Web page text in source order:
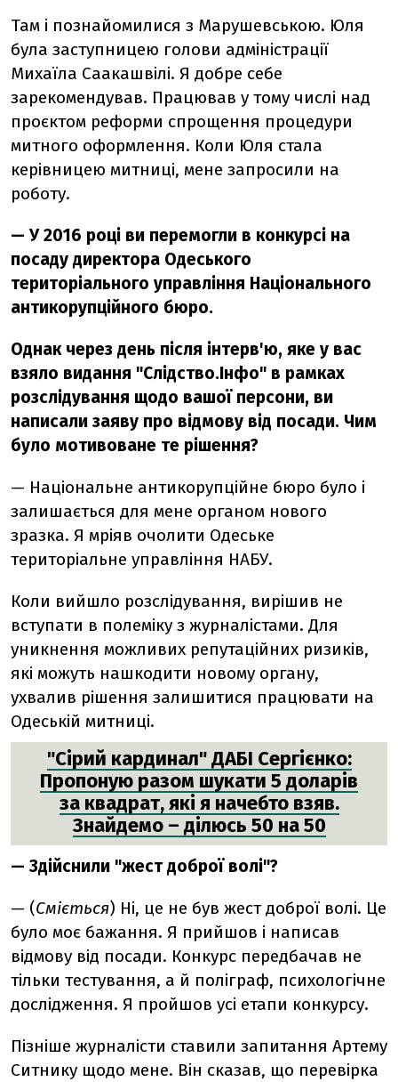
Там і познайомилися з Марушевською. Юля
була заступницею голови адміністрації
Михаїла Саакашвілі. Я добре себе
зарекомендував. Працював у тому числі над
проєктом реформи спрощення процедури
митного оформлення. Коли Юля стала
керівницею митниці, мене запросили на
роботу.
— У 2016 році ви перемогли в конкурсі на
посаду директора Одеського
територіального управління Національного
антикорупційного бюро.
Однак через день після інтерв'ю, яке у вас
взяло видання "Слідство.Інфо" в рамках
розслідування щодо вашої персони, ви
написали заяву про відмову від посади. Чим
було мотивоване те рішення?
— Національне антикорупційне бюро було і
залишається для мене органом нового
зразка. Я мріяв очолити Одеське
територіальне управління НАБУ.
Коли вийшло розслідування, вирішив не
вступати в полеміку з журналістами. Для
уникнення можливих репутаційних ризиків,
які можуть нашкодити новому органу,
ухвалив рішення залишитися працювати на
Одеській митниці.
"Сірий кардинал" ДАБІ Сергієнко:
Пропоную разом шукати 5 доларів
за квадрат, які я начебто взяв.
Знайдемо – ділюсь 50 на 50
— Здійснили "жест доброї волі"?
— (Сміється) Ні, це не був жест доброї волі. Це
було моє бажання. Я прийшов і написав
відмову від посади. Конкурс передбачав не
тільки тестування, а й поліграф, психологічне
дослідження. Я пройшов усі етапи конкурсу.
Пізніше журналісти ставили запитання Артему
Ситнику щодо мене. Він сказав, що перевірка